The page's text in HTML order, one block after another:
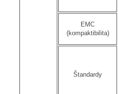
EMC
(kompaktibilita)
Štandardy